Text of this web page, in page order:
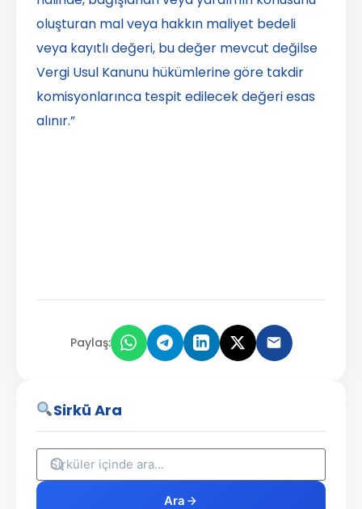
oluşturan mal veya hakkın maliyet bedeli
veya kayıtlı değeri, bu değer mevcut değilse
Vergi Usul Kanunu hükümlerine göre takdir
komisyonlarınca tespit edilecek değeri esas
alınır.”
Paylaş:
Sirkü Ara
Ara